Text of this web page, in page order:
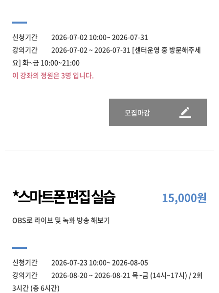
신청기간 2026-07-02 10:00~ 2026-07-31
강의기간 2026-07-02 ~ 2026-07-31 [센터운영 중 방문해주세
요] 화~금 10:00~21:00
이 강좌의 정원은 3명 입니다.
모집마감
*스마트폰 편집 실습 15,000원
OBS로 라이브 및 녹화 방송 해보기
신청기간 2026-07-23 10:00~ 2026-08-05
강의기간 2026-08-20 ~ 2026-08-21 목~금 (14시~17시) / 2회
3시간 (총 6시간)